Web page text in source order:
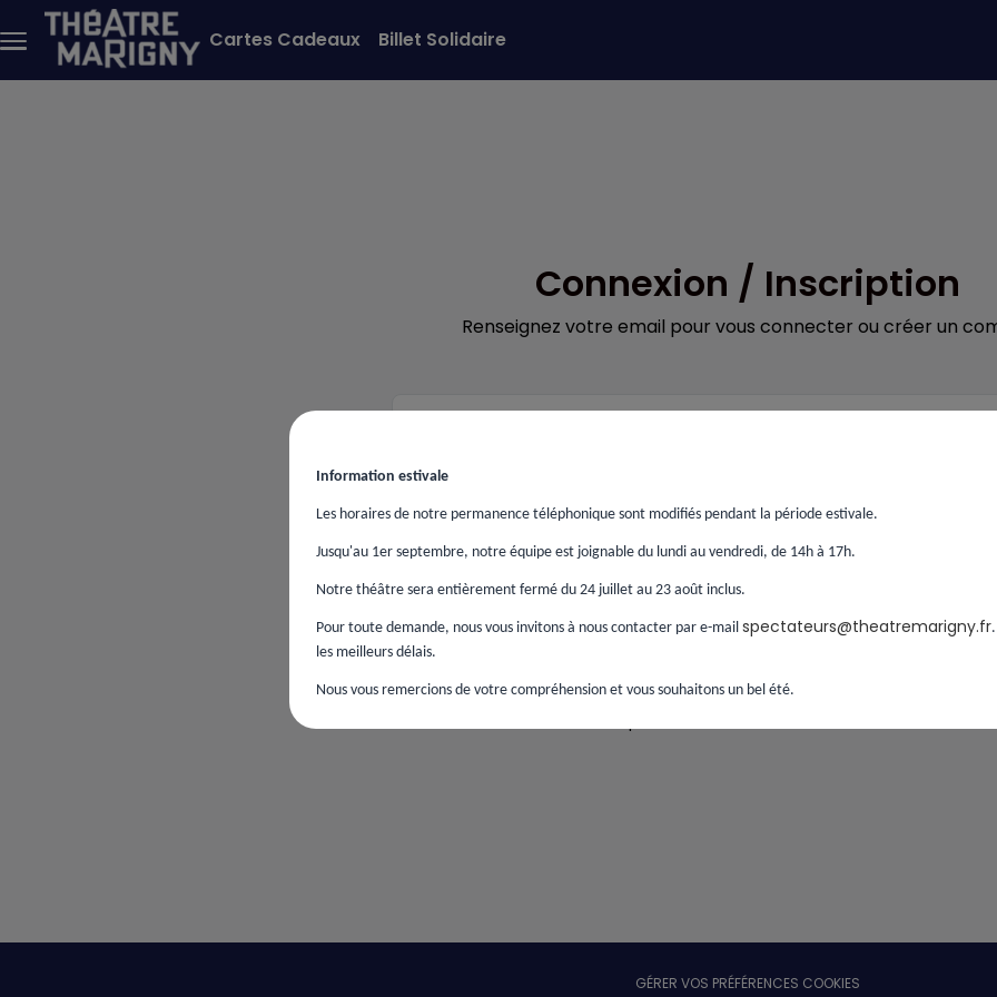
Aller au contenu principal
Menu
principal
Cartes Cadeaux Billet Solidaire
Connexion / Inscription
Renseignez votre email pour vous connecter ou créer un
Continuer
Si vous avez passé une commande sans créer de
GÉRER VOS PRÉFÉRENCES COOKIES
Information estivale
Les horaires de notre permanence téléphonique sont modifiés pendant la période estivale.
Jusqu'au 1er septembre, notre équipe est joignable du lundi au vendredi, de 14h à 17h.
Notre théâtre sera entièrement fermé du 24 juillet au 23 août inclus.
Pour toute demande, nous vous invitons à nous contacter par e-mail spectateurs@theatremarigny.fr
les meilleurs délais.
Nous vous remercions de votre compréhension et vous souhaitons un bel été.